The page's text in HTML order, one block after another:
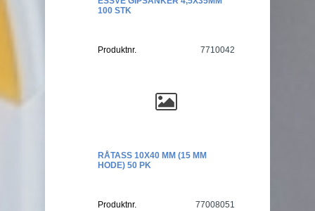
100 STK
Produktnr. 7710042
RÅTASS 10X40 MM (15 MM
HODE) 50 PK
Produktnr. 77008051